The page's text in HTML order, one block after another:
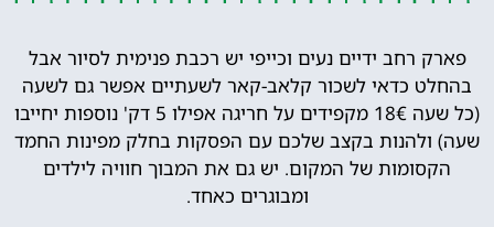
פארק רחב ידיים נעים וכייפי יש רכבת פנימית לסיור אבל
בהחלט כדאי לשכור קלאב-קאר לשעתיים אפשר גם לשעה
(כל שעה 18€ מקפידים על חריגה אפילו 5 דק' נוספות יחייבו
שעה) ולהנות בקצב שלכם עם הפסקות בחלק מפינות החמד
הקסומות של המקום. יש גם את המבוך חוויה לילדים
ומבוגרים כאחד.